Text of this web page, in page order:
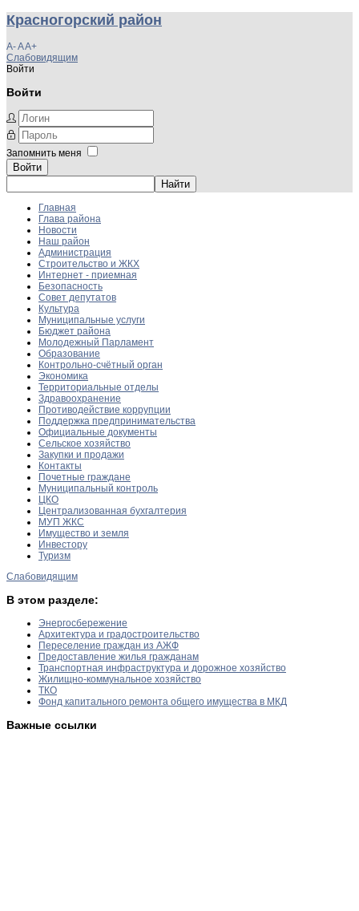
Красногорский район
A-AA+
Слабовидящим
Войти
Войти
Запомнить меня
Войти
Главная
Глава района
Новости
Наш район
Администрация
Строительство и ЖКХ
Интернет - приемная
Безопасность
Совет депутатов
Культура
Муниципальные услуги
Бюджет района
Молодежный Парламент
Образование
Контрольно-счётный орган
Экономика
Территориальные отделы
Здравоохранение
Противодействие коррупции
Поддержка предпринимательства
Официальные документы
Сельское хозяйство
Закупки и продажи
Контакты
Почетные граждане
Муниципальный контроль
ЦКО
Централизованная бухгалтерия
МУП ЖКС
Имущество и земля
Инвестору
Туризм
Слабовидящим
В этом разделе:
Энергосбережение
Архитектура и градостроительство
Переселение граждан из АЖФ
Предоставление жилья гражданам
Транспортная инфраструктура и дорожное хозяйство
Жилищно-коммунальное хозяйство
ТКО
Фонд капитального ремонта общего имущества в МКД
Важные ссылки